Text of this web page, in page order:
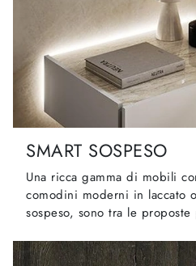
SMART SOSPESO
Una ricca gamma di mobili
comodini moderni in laccato
sospeso, sono tra le